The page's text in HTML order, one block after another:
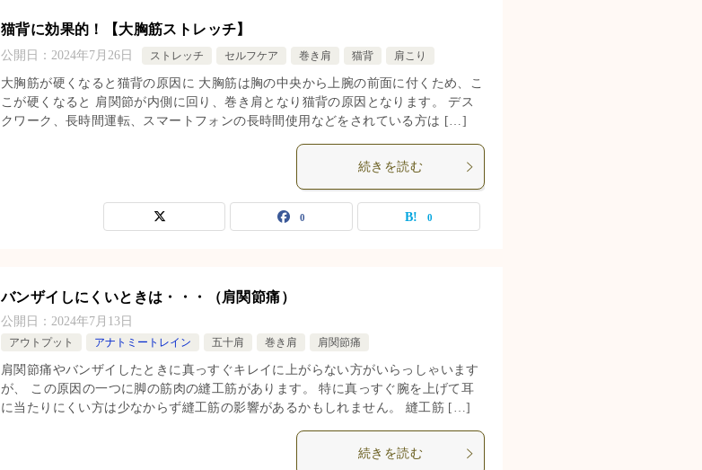
猫背に効果的！【大胸筋ストレッチ】
公開日： 2024年7月26日 ストレッチ セルフケア 巻き肩 猫背 肩こり
大胸筋が硬くなると猫背の原因に 大胸筋は胸の中央から上腕の前面に付くため、こ
こが硬くなると 肩関節が内側に回り、巻き肩となり猫背の原因となります。 デス
クワーク、長時間運転、スマートフォンの長時間使用などをされている方は […]
続きを読む
0 0
バンザイしにくいときは・・・（肩関節痛）
公開日： 2024年7月13日
アウトプット アナトミートレイン 五十肩 巻き肩 肩関節痛
肩関節痛やバンザイしたときに真っすぐキレイに上がらない方がいらっしゃいます
が、 この原因の一つに脚の筋肉の縫工筋があります。 特に真っすぐ腕を上げて耳
に当たりにくい方は少なからず縫工筋の影響があるかもしれません。 縫工筋 […]
続きを読む